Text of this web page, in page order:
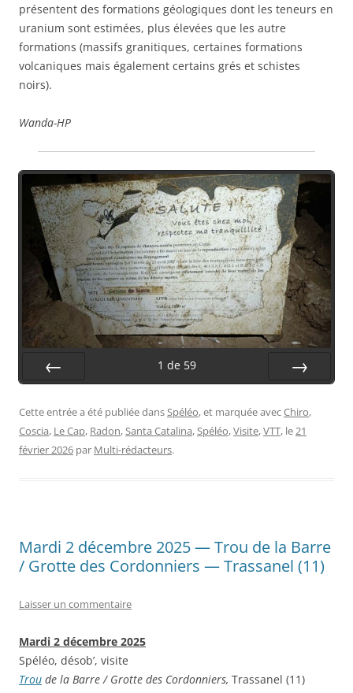
présentent des formations géologiques dont les teneurs en
uranium sont estimées, plus élevées que les autre
formations (massifs granitiques, certaines formations
volcaniques mais également certains grés et schistes
noirs).
Wanda-HP
1 de 59
Cette entrée a été publiée dansSpéléo, et marquée avecChiro,
Coscia, Le Cap, Radon,Santa Catalina,Spéléo,Visite,VTT, le21
février 2026 par Multi-rédacteurs.
Mardi 2 décembre 2025 — Trou de la Barre
/ Grotte des Cordonniers — Trassanel (11)
Laisser un commentaire
Mardi 2 décembre 2025
Spéléo, désob’, visite
Trou de la Barre / Grotte des Cordonniers, Trassanel (11)